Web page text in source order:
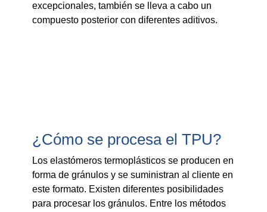
excepcionales, también se lleva a cabo un
compuesto posterior con diferentes aditivos.
¿Cómo se procesa el TPU?
Los elastómeros termoplásticos se producen en
forma de gránulos y se suministran al cliente en
este formato. Existen diferentes posibilidades
para procesar los gránulos. Entre los métodos